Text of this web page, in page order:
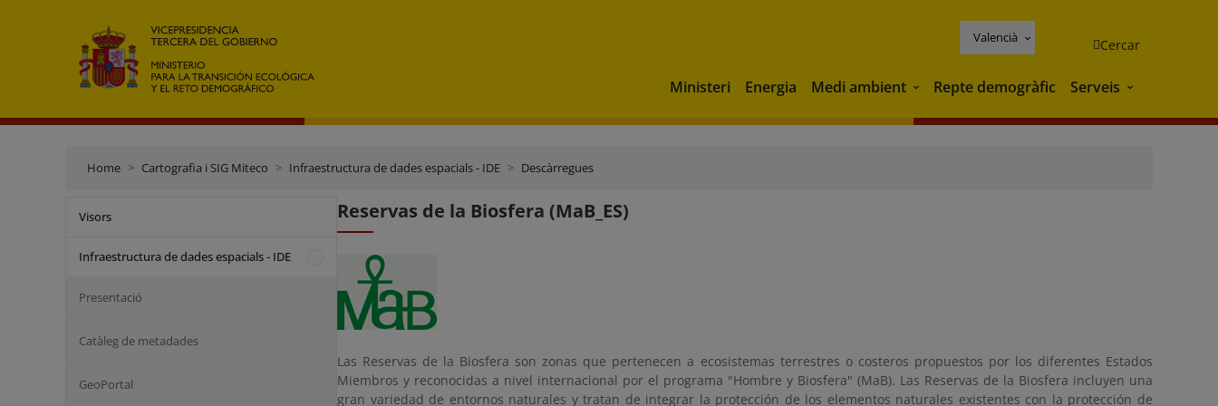
Valencià Cercar
Ministeri Energia Medi ambient Medi ambient
Repte demogràfic Serveis Serveis
Home Cartografia i SIG Miteco Infraestructura de dades espacials - IDE Descàrregues
Visors
Infraestructura de dades espacials - IDE
Presentació
Catàleg de metadades
GeoPortal
Reservas de la Biosfera (MaB_ES)
Las Reservas de la Biosfera son zonas que pertenecen a ecosistemas terrestres o costeros propuestos por los diferentes Estados
Miembros y reconocidas a nivel internacional por el programa "Hombre y Biosfera" (MaB). Las Reservas de la Biosfera incluyen una
gran variedad de entornos naturales y tratan de integrar la protección de los elementos naturales existentes con la protección de